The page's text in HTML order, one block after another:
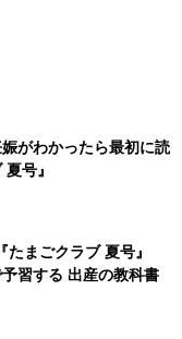
がわかったら最初に読
号』
まごクラブ 夏号』
習する 出産の教科書